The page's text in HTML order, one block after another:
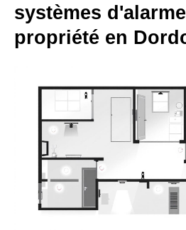
systèmes
propriété en